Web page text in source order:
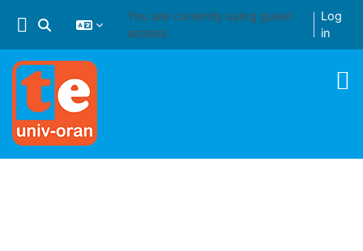
Toggle search input
You are currently using guest
access
Log
in